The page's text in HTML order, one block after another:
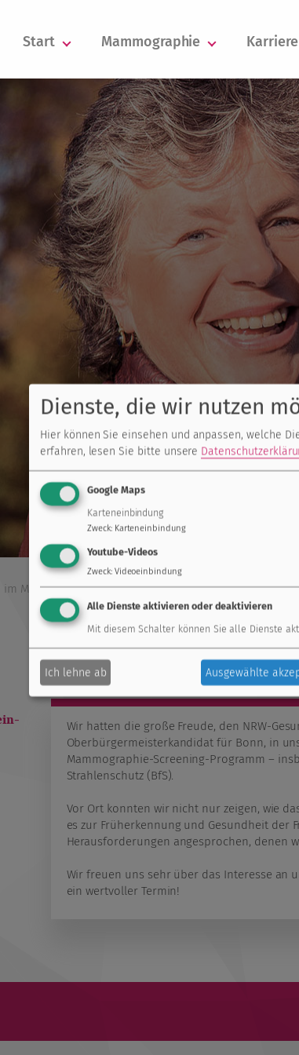
Start Mammographie Karriere
im Mammographie-Screening Zentrum Bonn, Rhein-
Wir hatten die große Freude, den NRW-
Oberbürgermeisterkandidat für Bonn, in
Mammographie-Screening-Programm –
Strahlenschutz (BfS).
Vor Ort konnten wir nicht nur zeigen, wie
es zur Früherkennung und Gesundheit der
Herausforderungen angesprochen, denen
Wir freuen uns sehr über das Interesse an
ein wertvoller Termin!
Dienste, die wir nutzen
Hier können Sie einsehen und anpassen, welche
erfahren, lesen Sie bitte unsere
Google Maps
Karteneinbindung
Zweck: Karteneinbindung
Youtube-Videos
Zweck: Videoeinbindung
Alle Dienste aktivieren oder deaktivieren
Mit diesem Schalter können Sie alle Dienste
Ich lehne ab Ausgewählte